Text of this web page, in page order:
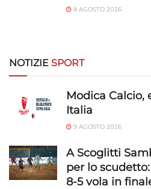
8 AGOSTO 2026
NOTIZIE SPORT
Modica Calcio,
Italia
9 AGOSTO 2026
A Scoglitti
per lo
8-5 vola in